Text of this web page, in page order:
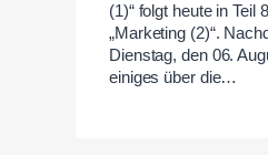
(1)“ folgt heute in Teil
„Marketing (2)“.
Dienstag, den 06.
einiges über die…